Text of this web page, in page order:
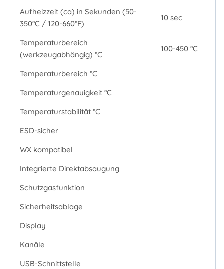
Aufheizzeit (ca) in Sekunden (50-
350°C / 120-660°F)
10 sec
Temperaturbereich
(werkzeugabhängig) °C
100-450 °C
Temperaturbereich °C
Temperaturgenauigkeit °C
Temperaturstabilität °C
ESD-sicher
WX kompatibel
Integrierte Direktabsaugung
Schutzgasfunktion
Sicherheitsablage
Display
Kanäle
USB-Schnittstelle